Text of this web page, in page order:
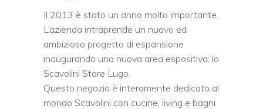
Il 2013 è stato un anno molto importante.
L’azienda intraprende un nuovo ed
ambizioso progetto di espansione
inaugurando una nuova area espositiva: lo
Scavolini Store Lugo.
Questo negozio è interamente dedicato al
mondo Scavolini con cucine, living e bagni